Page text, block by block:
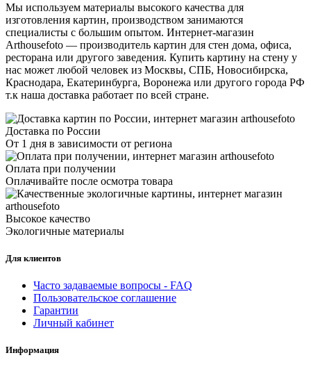
Мы используем материалы высокого качества для
изготовления картин, производством занимаются
специалисты с большим опытом. Интернет-магазин
Arthousefoto — производитель картин для стен дома, офиса,
ресторана или другого заведения. Купить картину на стену у
нас может любой человек из Москвы, СПБ, Новосибирска,
Краснодара, Екатеринбурга, Воронежа или другого города РФ
т.к наша доставка работает по всей стране.
Доставка по России
От 1 дня в зависимости от региона
Оплата при получении
Оплачивайте после осмотра товара
Высокое качество
Экологичные материалы
Для клиентов
Часто задаваемые вопросы - FAQ
Пользовательское соглашение
Гарантии
Личный кабинет
Информация